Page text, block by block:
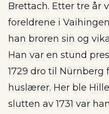
Brettach. Etter tre år
foreldrene i
han broren sin og
Han var en stund
1729 dro til Nürnberg
huslærer. Her ble
slutten av 1731 var